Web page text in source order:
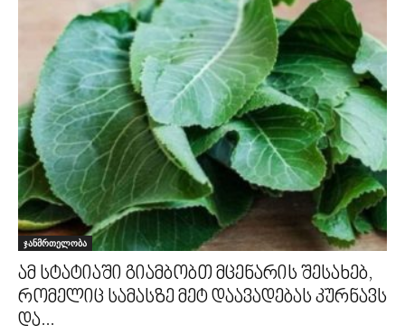
ჯანმრთელობა
ამ სტატიაში გიამბობთ მცენარის შესახებ,
რომელიც სამასზე მეტ დაავადებას კურნავს
და...